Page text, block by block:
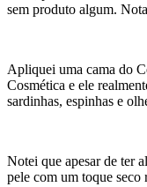
sem produto algum.
Apliquei uma cama do
Cosmética e ele
sardinhas, espinhas e
Notei que apesar de ter
pele com um toque